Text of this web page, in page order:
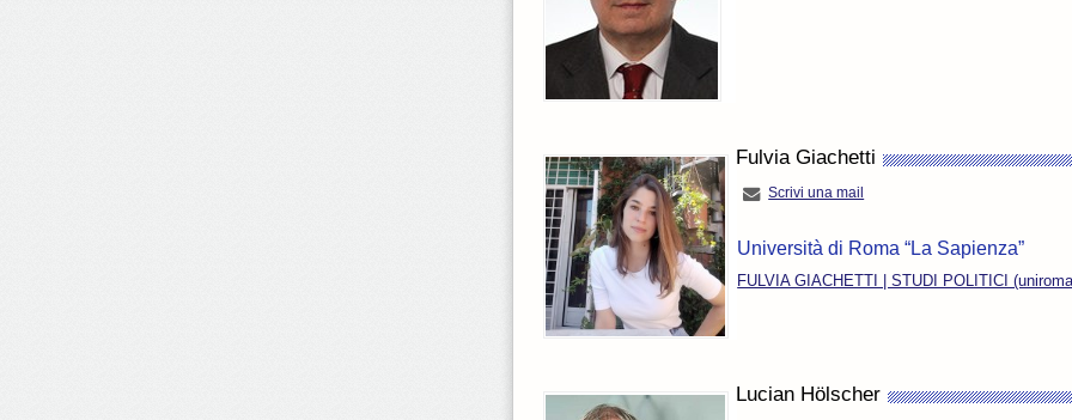
Fulvia Giachetti
Scrivi una mail
Università di Roma “La Sapienza”
FULVIA GIACHETTI | STUDI POLITICI
Lucian Hölscher